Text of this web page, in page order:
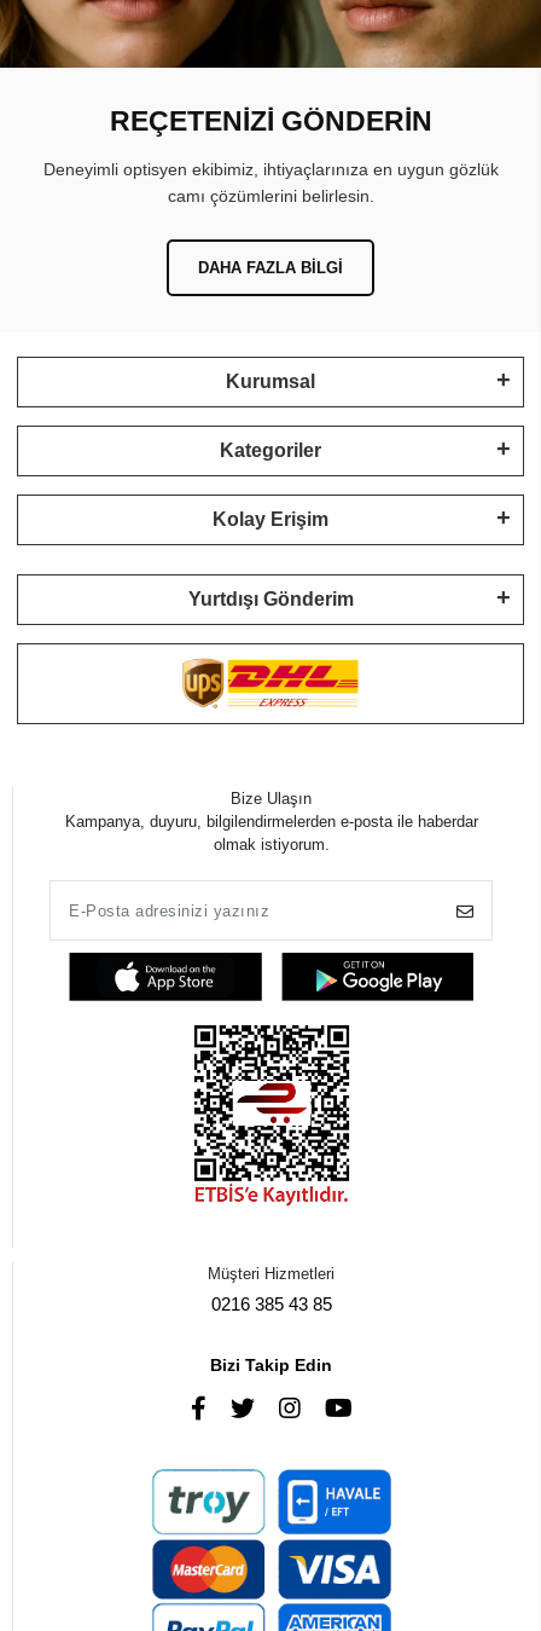
REÇETENİZİ GÖNDERİN
Deneyimli optisyen ekibimiz, ihtiyaçlarınıza en uygun gözlük
camı çözümlerini belirlesin.
DAHA FAZLA BILGI
Kurumsal
Kategoriler
Kolay Erişim
Yurtdışı Gönderim
Bize Ulaşın
Kampanya, duyuru, bilgilendirmelerden e-posta ile haberdar
olmak istiyorum.
Müşteri Hizmetleri
0216 385 43 85
Bizi Takip Edin